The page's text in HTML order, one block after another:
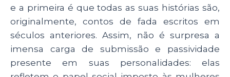
e a primeira é que todas as suas histórias são,
originalmente, contos de fada escritos em
séculos anteriores. Assim, não é surpresa a
imensa carga de submissão e passividade
presente em suas personalidades: elas